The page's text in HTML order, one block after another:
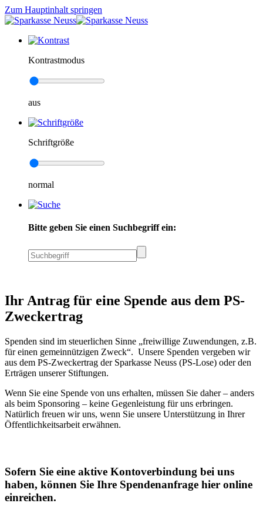
Zum Hauptinhalt springen
Kontrastmodus
aus
Schriftgröße
normal
Bitte geben Sie einen Suchbegriff ein:
Ihr Antrag für eine Spende aus dem PS-
Zweckertrag
Spenden sind im steuerlichen Sinne „freiwillige Zuwendungen, z.B.
für einen gemeinnützigen Zweck“. Unsere Spenden vergeben wir
aus dem PS-Zweckertrag der Sparkasse Neuss (PS-Lose) oder den
Erträgen unserer Stiftungen.
Wenn Sie eine Spende von uns erhalten, müssen Sie daher – anders
als beim Sponsoring – keine Gegenleistung für uns erbringen.
Natürlich freuen wir uns, wenn Sie unsere Unterstützung in Ihrer
Öffentlichkeitsarbeit erwähnen.
Sofern Sie eine aktive Kontoverbindung bei uns
haben, können Sie Ihre Spendenanfrage hier online
einreichen.